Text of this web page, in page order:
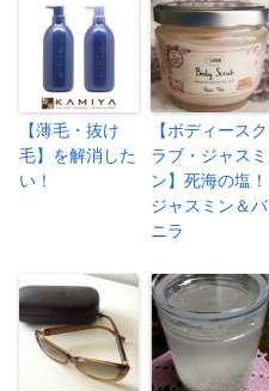
【薄毛・抜け
毛】を解消した
い！
【ボディースク
ラブ・ジャスミ
ン】死海の塩！
ジャスミン＆バ
ニラ